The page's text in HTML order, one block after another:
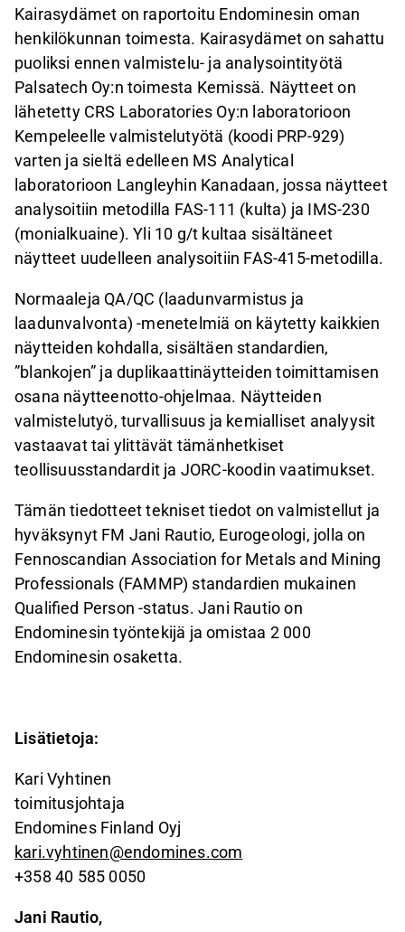
Kairasydämet on raportoitu Endominesin oman
henkilökunnan toimesta. Kairasydämet on sahattu
puoliksi ennen valmistelu- ja analysointityötä
Palsatech Oy:n toimesta Kemissä. Näytteet on
lähetetty CRS Laboratories Oy:n laboratorioon
Kempeleelle valmistelutyötä (koodi PRP-929)
varten ja sieltä edelleen MS Analytical
laboratorioon Langleyhin Kanadaan, jossa näytteet
analysoitiin metodilla FAS-111 (kulta) ja IMS-230
(monialkuaine). Yli 10 g/t kultaa sisältäneet
näytteet uudelleen analysoitiin FAS-415-metodilla.
Normaaleja QA/QC (laadunvarmistus ja
laadunvalvonta) -menetelmiä on käytetty kaikkien
näytteiden kohdalla, sisältäen standardien,
”blankojen” ja duplikaattinäytteiden toimittamisen
osana näytteenotto-ohjelmaa. Näytteiden
valmistelutyö, turvallisuus ja kemialliset analyysit
vastaavat tai ylittävät tämänhetkiset
teollisuusstandardit ja JORC-koodin vaatimukset.
Tämän tiedotteet tekniset tiedot on valmistellut ja
hyväksynyt FM Jani Rautio, Eurogeologi, jolla on
Fennoscandian Association for Metals and Mining
Professionals (FAMMP) standardien mukainen
Qualified Person -status. Jani Rautio on
Endominesin työntekijä ja omistaa 2 000
Endominesin osaketta.
Lisätietoja:
Kari Vyhtinen
toimitusjohtaja
Endomines Finland Oyj
kari.vyhtinen@endomines.com
+358 40 585 0050
Jani Rautio,